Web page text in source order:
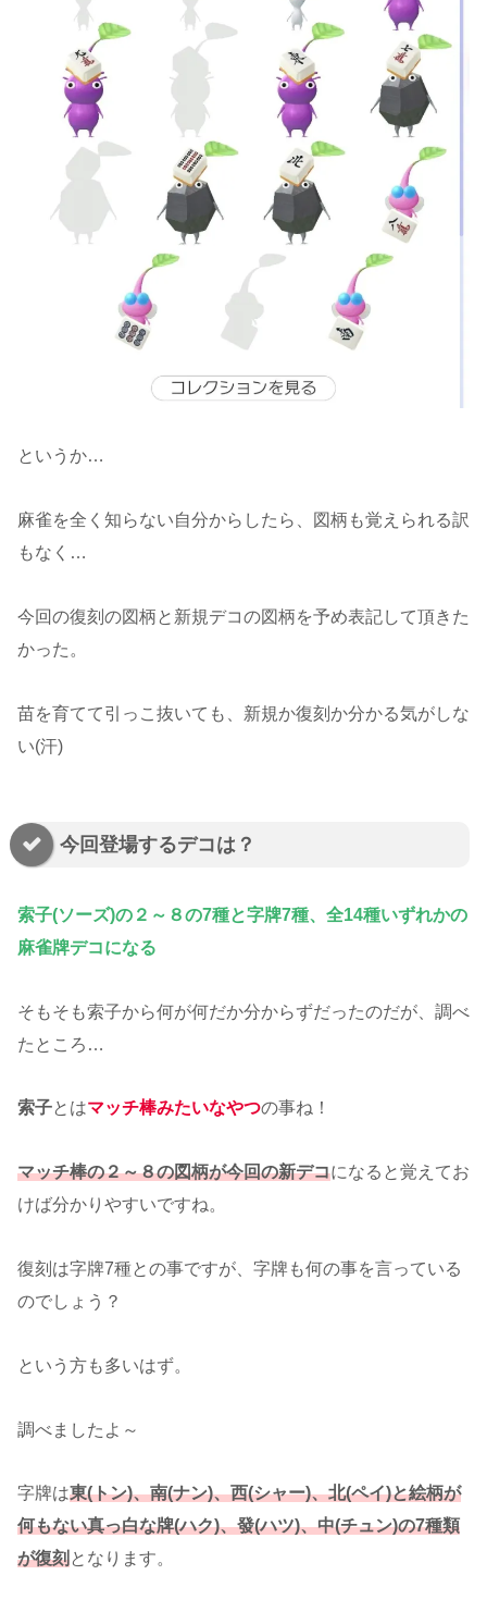
というか…
麻雀を全く知らない自分からしたら、図柄も覚えられる訳
もなく…
今回の復刻の図柄と新規デコの図柄を予め表記して頂きた
かった。
苗を育てて引っこ抜いても、新規か復刻か分かる気がしな
い(汗)
今回登場するデコは？
索子(ソーズ)の２～８の7種と字牌7種、全14種いずれかの
麻雀牌デコになる
そもそも索子から何が何だか分からずだったのだが、調べ
たところ…
索子とはマッチ棒みたいなやつの事ね！
マッチ棒の２～８の図柄が今回の新デコになると覚えてお
けば分かりやすいですね。
復刻は字牌7種との事ですが、字牌も何の事を言っている
のでしょう？
という方も多いはず。
調べましたよ～
字牌は東(トン)、南(ナン)、西(シャー)、北(ペイ)と絵柄が
何もない真っ白な牌(ハク)、發(ハツ)、中(チュン)の7種類
が復刻 となります。